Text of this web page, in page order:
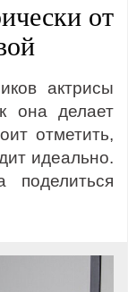
от
актрисы
она делает
отметить,
идеально.
поделиться